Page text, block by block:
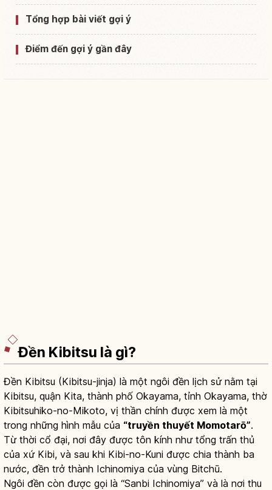
Tổng hợp bài viết gợi ý
Điểm đến gợi ý gần đây
Đền Kibitsu là gì?
Đền Kibitsu (Kibitsu-jinja) là một ngôi đền lịch sử nằm tại
Kibitsu, quận Kita, thành phố Okayama, tỉnh Okayama, thờ
Kibitsuhiko-no-Mikoto, vị thần chính được xem là một
trong những hình mẫu của “truyền thuyết Momotarō”.
Từ thời cổ đại, nơi đây được tôn kính như tổng trấn thủ
của xứ Kibi, và sau khi Kibi-no-Kuni được chia thành ba
nước, đền trở thành Ichinomiya của vùng Bitchū.
Ngôi đền còn được gọi là “Sanbi Ichinomiya” và là nơi thu